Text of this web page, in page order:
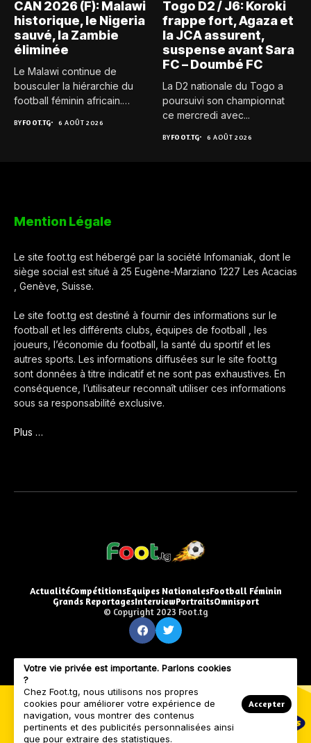
CAN 2026 (F): Malawi
historique, le Nigeria
sauvé, la Zambie
éliminée
Le Malawi continue de
bousculer la hiérarchie du
football féminin africain.
BYFOOT.TG 6 AOÛT 2026
Togo D2 / J6: Koroki
frappe fort, Agaza et
la JCA assurent,
suspense avant Sara
FC – Doumbé FC
La D2 nationale du Togo a
poursuivi son championnat
ce mercredi avec...
BYFOOT.TG 6 AOÛT 2026
Mention Légale
Le site foot.tg est hébergé par la société Infomaniak, dont le
siège social est situé à 25 Eugène-Marziano 1227 Les Acacias
, Genève, Suisse.
Le site foot.tg est destiné à fournir des informations sur le
football et les différents clubs, équipes de football , les
joueurs, l’économie du football, la santé du sportif et les
autres sports. Les informations diffusées sur le site foot.tg
sont données à titre indicatif et ne sont pas exhaustives. En
conséquence, l’utilisateur reconnaît utiliser ces informations
sous sa responsabilité exclusive.
Plus …
ActualitéCompétitionsEquipes NationalesFootball Féminin
Grands ReportagesInterviewPortraitsOmnisport
© Copyright 2023 Foot.tg
Votre vie privée est importante. Parlons cookies
?
Chez Foot.tg, nous utilisons nos propres
cookies pour améliorer votre expérience de
navigation, vous montrer des contenus
pertinents et des publicités personnalisées ainsi
que pour extraire des statistiques.
Accepter